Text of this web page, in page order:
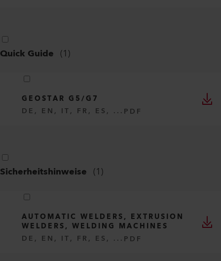
Quick Guide (1)
GEOSTAR G5/G7
DE, EN, IT, FR, ES, ... PDF
Sicherheitshinweise (1)
AUTOMATIC WELDERS, EXTRUSION
WELDERS, WELDING MACHINES
DE, EN, IT, FR, ES, ... PDF